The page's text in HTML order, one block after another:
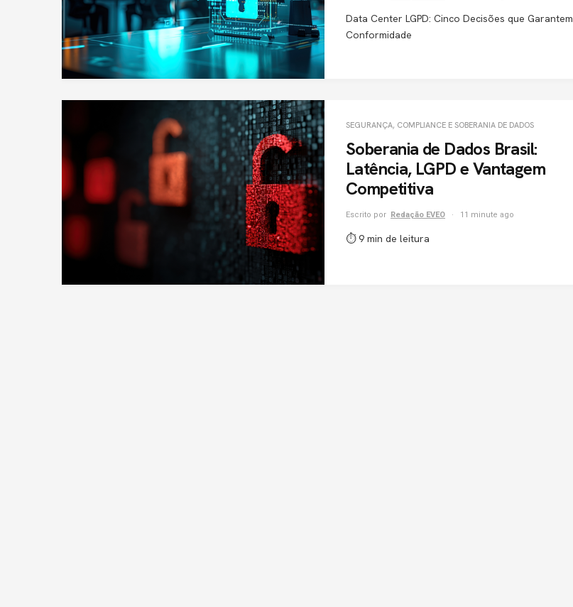
Data Center LGPD: Cinco Decisões que Garantem
Conformidade
SEGURANÇA, COMPLIANCE E SOBERANIA DE DADOS
Soberania de Dados Brasil:
Latência, LGPD e Vantagem
Competitiva
Escrito por Redação EVEO 11 minute ago
⏱ 9 min de leitura